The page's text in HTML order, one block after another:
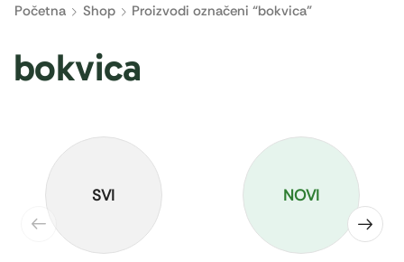
Početna Shop Proizvodi označeni “bokvica”
bokvica
SVI NOVI